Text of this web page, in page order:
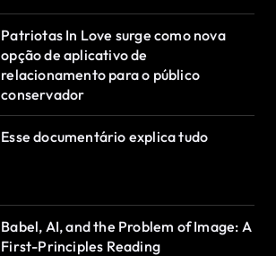
Patriotas In Love surge como nova
opção de aplicativo de
relacionamento para o público
conservador
Esse documentário explica tudo
Babel, AI, and the Problem of Image: A
First-Principles Reading